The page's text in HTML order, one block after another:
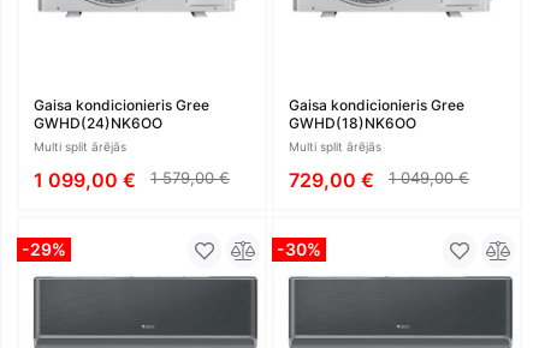
Gaisa kondicionieris Gree
GWHD(24)NK6OO
Multi split ārējās
1 099,00 € 1 579,00 €
Gaisa kondicionieris Gree
GWHD(18)NK6OO
Multi split ārējās
729,00 € 1 049,00 €
-29% -30%